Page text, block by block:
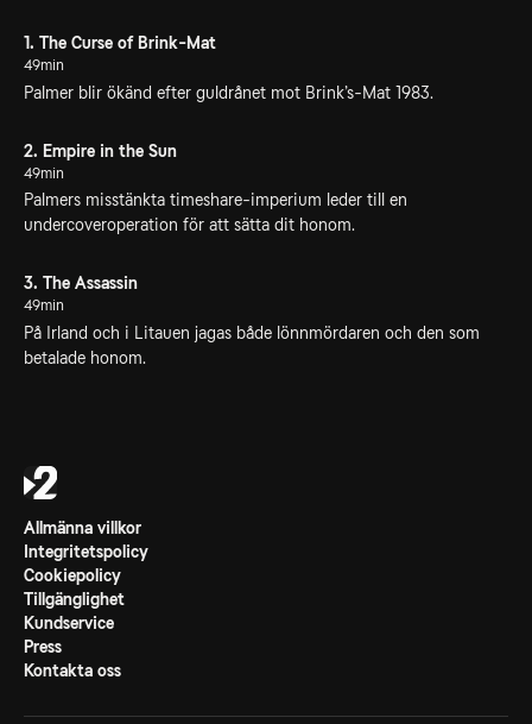
1. The Curse of Brink-Mat
49min
Palmer blir ökänd efter guldrånet mot Brink’s-Mat 1983.
2. Empire in the Sun
49min
Palmers misstänkta timeshare-imperium leder till en
undercoveroperation för att sätta dit honom.
3. The Assassin
49min
På Irland och i Litauen jagas både lönnmördaren och den som
betalade honom.
Allmänna villkor
Integritetspolicy
Cookiepolicy
Tillgänglighet
Kundservice
Press
Kontakta oss